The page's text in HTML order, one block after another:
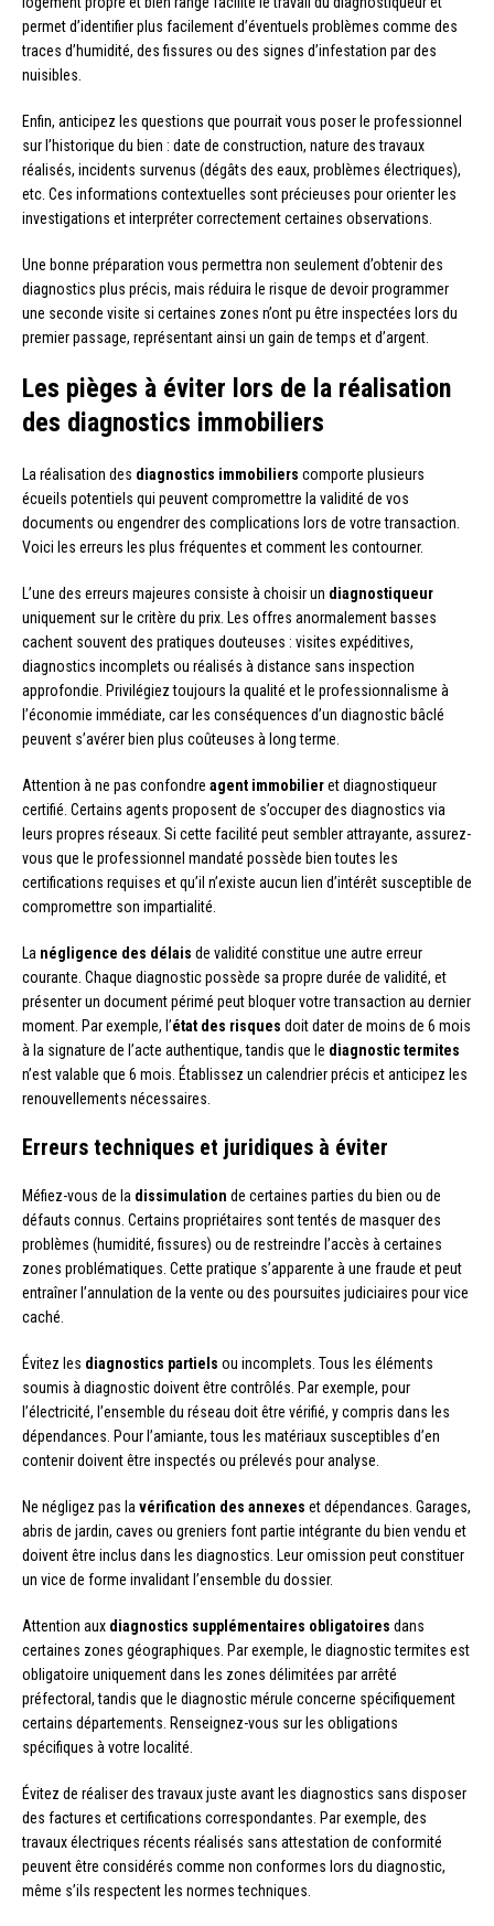
permet d’identifier plus facilement d’éventuels problèmes comme des
traces d’humidité, des fissures ou des signes d’infestation par des
nuisibles.
Enfin, anticipez les questions que pourrait vous poser le professionnel
sur l’historique du bien : date de construction, nature des travaux
réalisés, incidents survenus (dégâts des eaux, problèmes électriques),
etc. Ces informations contextuelles sont précieuses pour orienter les
investigations et interpréter correctement certaines observations.
Une bonne préparation vous permettra non seulement d’obtenir des
diagnostics plus précis, mais réduira le risque de devoir programmer
une seconde visite si certaines zones n’ont pu être inspectées lors du
premier passage, représentant ainsi un gain de temps et d’argent.
Les pièges à éviter lors de la réalisation
des diagnostics immobiliers
La réalisation des diagnostics immobiliers comporte plusieurs
écueils potentiels qui peuvent compromettre la validité de vos
documents ou engendrer des complications lors de votre transaction.
Voici les erreurs les plus fréquentes et comment les contourner.
L’une des erreurs majeures consiste à choisir un diagnostiqueur
uniquement sur le critère du prix. Les offres anormalement basses
cachent souvent des pratiques douteuses : visites expéditives,
diagnostics incomplets ou réalisés à distance sans inspection
approfondie. Privilégiez toujours la qualité et le professionnalisme à
l’économie immédiate, car les conséquences d’un diagnostic bâclé
peuvent s’avérer bien plus coûteuses à long terme.
Attention à ne pas confondre agent immobilieret diagnostiqueur
certifié. Certains agents proposent de s’occuper des diagnostics via
leurs propres réseaux. Si cette facilité peut sembler attrayante, assurez-
vous que le professionnel mandaté possède bien toutes les
certifications requises et qu’il n’existe aucun lien d’intérêt susceptible de
compromettre son impartialité.
La négligence des délais de validité constitue une autre erreur
courante. Chaque diagnostic possède sa propre durée de validité, et
présenter un document périmé peut bloquer votre transaction au dernier
moment. Par exemple, l’état des risques doit dater de moins de 6 mois
à la signature de l’acte authentique, tandis que le diagnostic termites
n’est valable que 6 mois. Établissez un calendrier précis et anticipez les
renouvellements nécessaires.
Erreurs techniques et juridiques à éviter
Méfiez-vous de la dissimulation de certaines parties du bien ou de
défauts connus. Certains propriétaires sont tentés de masquer des
problèmes (humidité, fissures) ou de restreindre l’accès à certaines
zones problématiques. Cette pratique s’apparente à une fraude et peut
entraîner l’annulation de la vente ou des poursuites judiciaires pour vice
caché.
Évitez les diagnostics partiels ou incomplets. Tous les éléments
soumis à diagnostic doivent être contrôlés. Par exemple, pour
l’électricité, l’ensemble du réseau doit être vérifié, y compris dans les
dépendances. Pour l’amiante, tous les matériaux susceptibles d’en
contenir doivent être inspectés ou prélevés pour analyse.
Ne négligez pas la vérification des annexes et dépendances. Garages,
abris de jardin, caves ou greniers font partie intégrante du bien vendu et
doivent être inclus dans les diagnostics. Leur omission peut constituer
un vice de forme invalidant l’ensemble du dossier.
Attention aux diagnostics supplémentaires obligatoires dans
certaines zones géographiques. Par exemple, le diagnostic termites est
obligatoire uniquement dans les zones délimitées par arrêté
préfectoral, tandis que le diagnostic mérule concerne spécifiquement
certains départements. Renseignez-vous sur les obligations
spécifiques à votre localité.
Évitez de réaliser des travaux juste avant les diagnostics sans disposer
des factures et certifications correspondantes. Par exemple, des
travaux électriques récents réalisés sans attestation de conformité
peuvent être considérés comme non conformes lors du diagnostic,
même s’ils respectent les normes techniques.